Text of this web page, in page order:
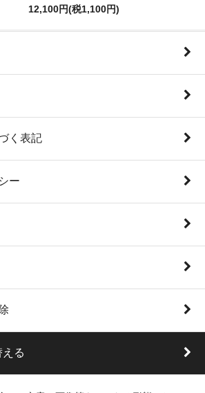
12,100円(税1,100円)
く表記
ー
る